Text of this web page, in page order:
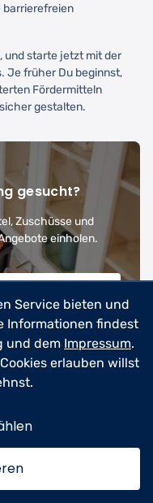
barrierefreien
und starte jetzt mit der
Je früher Du beginnst,
Fördermitteln
gestalten.
gesucht?
Zuschüsse und
einholen.
✓ In 2 Minuten
Service bieten und
Informationen findest
und dem Impressum.
erlauben willst